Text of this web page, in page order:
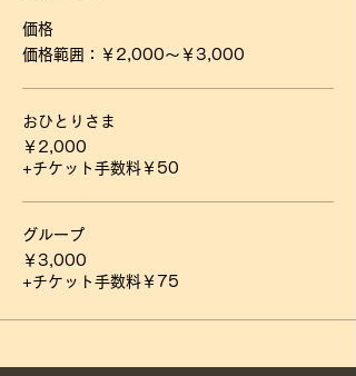
価格
価格範囲：￥2,000〜￥3,000
おひとりさま
￥2,000
+チケット手数料￥50
グループ
￥3,000
+チケット手数料￥75